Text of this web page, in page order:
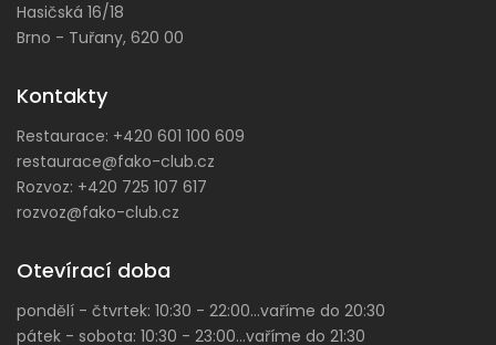
Hasičská 16/18
Brno - Tuřany, 620 00
Kontakty
Restaurace: +420 601 100 609
restaurace@fako-club.cz
Rozvoz: +420 725 107 617
rozvoz@fako-club.cz
Otevírací doba
pondělí - čtvrtek: 10:30 - 22:00...vaříme do 20:30
pátek - sobota: 10:30 - 23:00...vaříme do 21:30